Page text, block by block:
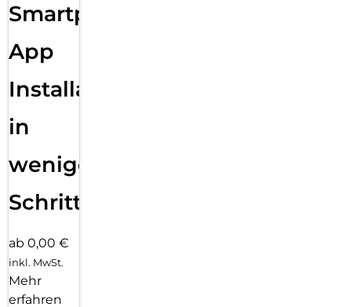
Smartphone
App
Installation
in
wenigen
Schritten
ab 0,00 €
inkl. MwSt.
Mehr
erfahren